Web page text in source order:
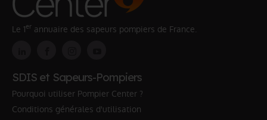
Le 1er annuaire des sapeurs pompiers de France.
SDIS et Sapeurs-Pompiers
Pourquoi utiliser Pompier Center ?
Conditions générales d'utilisation